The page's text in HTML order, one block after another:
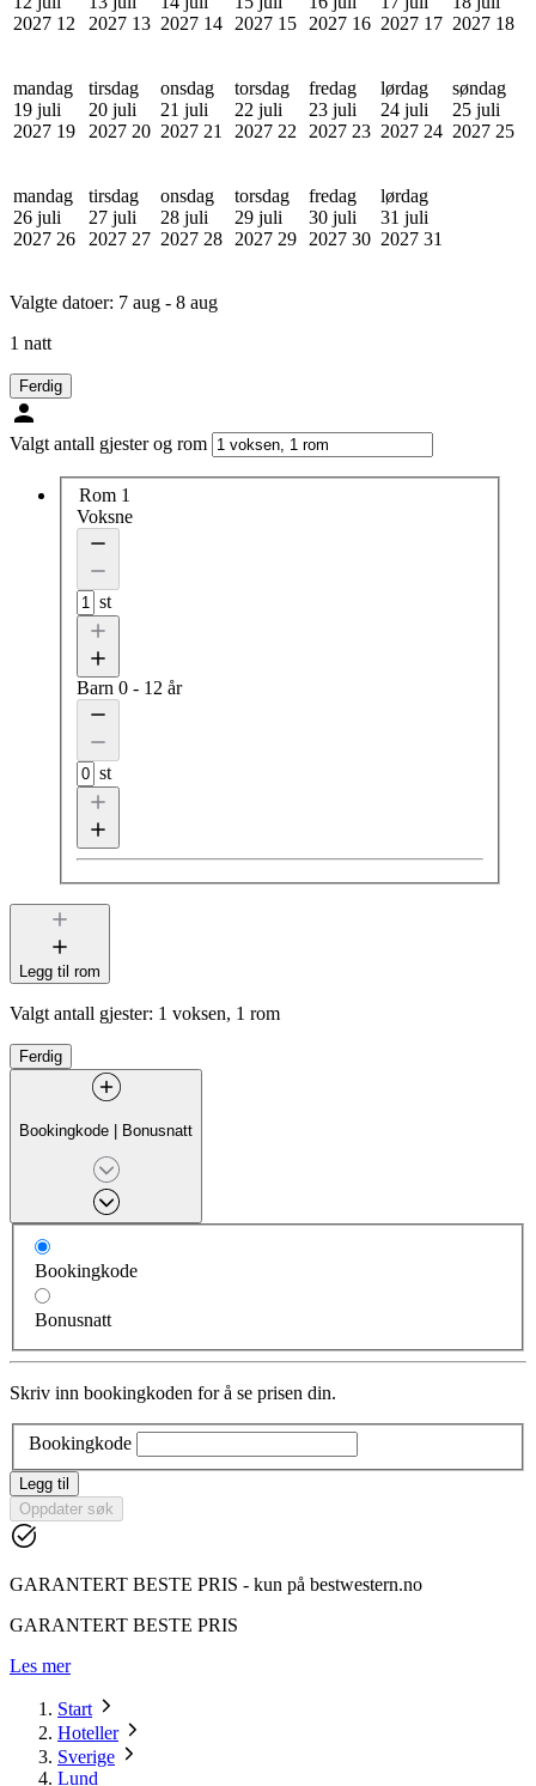
2027 12
2027 13 2027 14
2027 15
2027 16 2027 17 2027 18
mandag
19 juli
2027 19
tirsdag
20 juli
2027 20
onsdag
21 juli
2027 21
torsdag
22 juli
2027 22
fredag
23 juli
2027 23
lørdag
24 juli
2027 24
søndag
25 juli
2027 25
mandag
26 juli
2027 26
tirsdag
27 juli
2027 27
onsdag
28 juli
2027 28
torsdag
29 juli
2027 29
fredag
30 juli
2027 30
lørdag
31 juli
2027 31
Valgte datoer: 7 aug - 8 aug
1 natt
Ferdig
Valgt antall gjester og rom
Rom 1
Voksne
st
Barn 0 - 12 år
st
Legg til rom
Valgt antall gjester: 1 voksen, 1 rom
Ferdig
Bookingkode | Bonusnatt
Bookingkode
Bonusnatt
Skriv inn bookingkoden for å se prisen din.
Bookingkode
Legg til
Oppdater søk
GARANTERT BESTE PRIS - kun på bestwestern.no
GARANTERT BESTE PRIS
Les mer
Start
Hoteller
Sverige
Lund